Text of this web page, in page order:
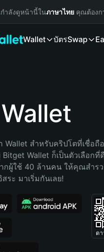
ลังดูหน้านี้ในภาษาไทย คุณต้องก
Wallet บัตรSwap
Wallet สำหรับคริปโตที่เชื่อถื
Wallet ก็เป็นตัวเลือก
ากผู้ใช้ 40 ล้านคน ให้คุณสำร
ระ มาเริ่มกันเลย!
ดา